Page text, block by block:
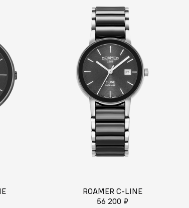
ROAMER C-LINE
56 200 ₽